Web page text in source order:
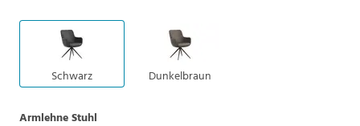
Schwarz Dunkelbraun
Armlehne Stuhl